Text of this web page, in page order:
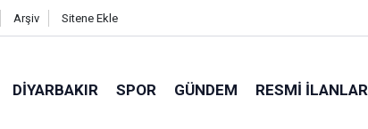
Arşiv Sitene Ekle
DIYARBAKIR SPOR GÜNDEM RESMI İLANLAR